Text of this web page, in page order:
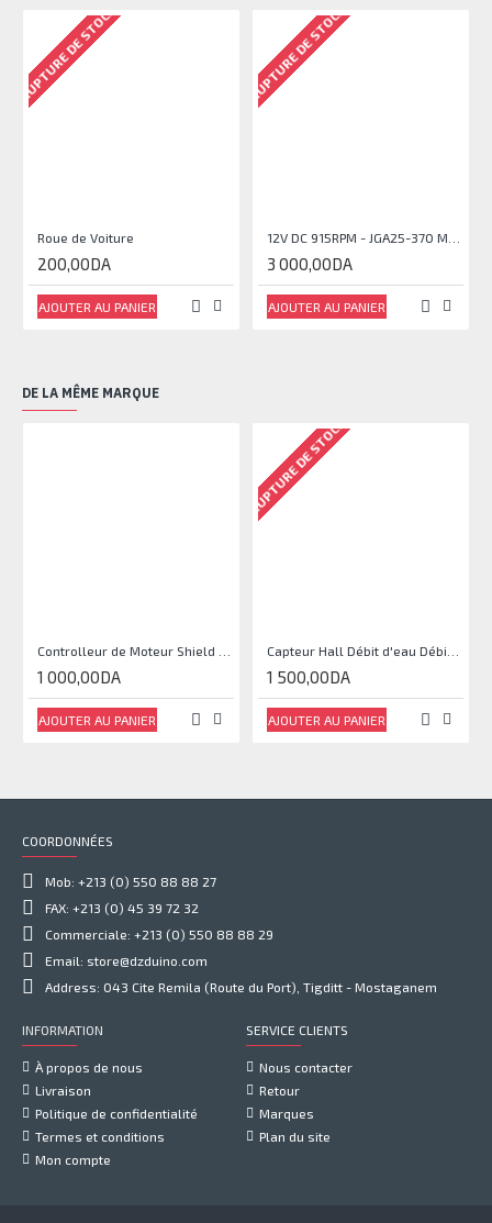
RUPTURE DE STOCK
Roue de Voiture
200,00DA
AJOUTER AU PANIER
RUPTURE DE STOCK
3 000,00DA
AJOUTER AU PANIER
DE LA MÊME MARQUE
1 000,00DA
AJOUTER AU PANIER
RUPTURE DE STOCK
1 500,00DA
AJOUTER AU PANIER
COORDONNÉES
Mob: +213 (0) 550 88 88 27
FAX: +213 (0) 45 39 72 32
Commerciale: +213 (0) 550 88 88 29
Email: store@dzduino.com
Address: 043 Cite Remila (Route du Port), Tigditt - Mostaganem
INFORMATION
À propos de nous
Livraison
Politique de confidentialité
Termes et conditions
Mon compte
SERVICE CLIENTS
Nous contacter
Retour
Marques
Plan du site